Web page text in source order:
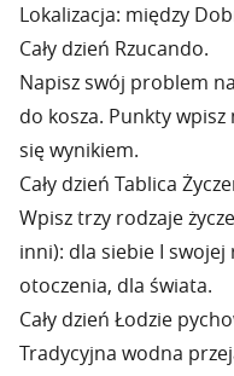
Lokalizacja: między
Cały dzień Rzucando.
Napisz swój problem
do kosza. Punkty
się wynikiem.
Cały dzień Tablica
Wpisz trzy rodzaje
inni): dla siebie I
otoczenia, dla świata.
Cały dzień Łodzie
Tradycyjna wodna